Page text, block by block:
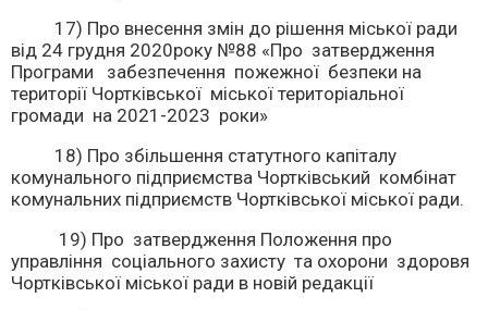
17) Про внесення змін до рішення міської ради
від 24 грудня 2020року №88 «Про затвердження
Програми забезпечення пожежної безпеки на
території Чортківської міської територіальної
громади на 2021-2023 роки»
18) Про збільшення статутного капіталу
комунального підприємства Чортківський комбінат
комунальних підприємств Чортківської міської ради.
19) Про затвердження Положення про
управління соціального захисту та охорони здоровя
Чортківської міської ради в новій редакції